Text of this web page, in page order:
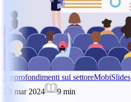
Approfondimenti sul settoreMobiSlides
28 mar 2024
9 min